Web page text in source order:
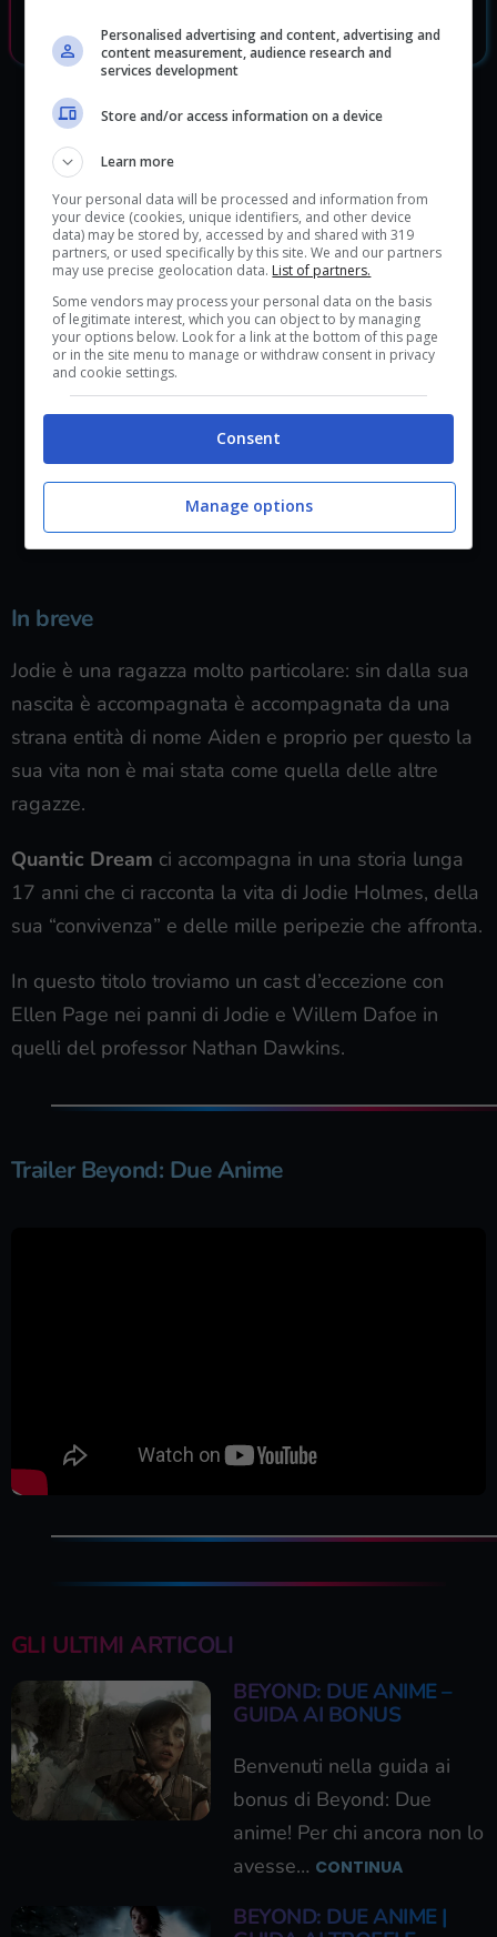
In breve
Jodie è una ragazza molto particolare: sin dalla sua
nascita è accompagnata è accompagnata da una
strana entità di nome Aiden e proprio per questo la
sua vita non è mai stata come quella delle altre
ragazze.
Quantic Dream ci accompagna in una storia lunga
17 anni che ci racconta la vita di Jodie Holmes, della
sua “convivenza” e delle mille peripezie che affronta.
In questo titolo troviamo un cast d’eccezione con
Ellen Page nei panni di Jodie e Willem Dafoe in
quelli del professor Nathan Dawkins.
Trailer Beyond: Due Anime
GLI ULTIMI ARTICOLI
BEYOND: DUE ANIME –
GUIDA AI BONUS
Benvenuti nella guida ai
bonus di Beyond: Due
anime! Per chi ancora non lo
avesse… CONTINUA
BEYOND: DUE ANIME |
Personalised advertising and content, advertising and
content measurement, audience research and
services development
Store and/or access information on a device
Learn more
Your personal data will be processed and information from
your device (cookies, unique identifiers, and other device
data) may be stored by, accessed by and shared with 319
partners, or used specifically by this site. We and our partners
may use precise geolocation data. List of partners.
Some vendors may process your personal data on the basis
of legitimate interest, which you can object to by managing
your options below. Look for a link at the bottom of this page
or in the site menu to manage or withdraw consent in privacy
and cookie settings.
Consent
Manage options